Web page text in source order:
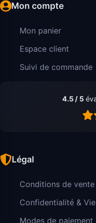
Mon compte
Mon panier
Espace client
Suivi de commande
4.5 / 5
Légal
Conditions de vente
Confidentialité &
Modes de paiement